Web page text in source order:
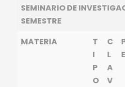
SEMINARIO DE
SEMESTRE
MATERIA
T
I
P
O
C
L
A
V